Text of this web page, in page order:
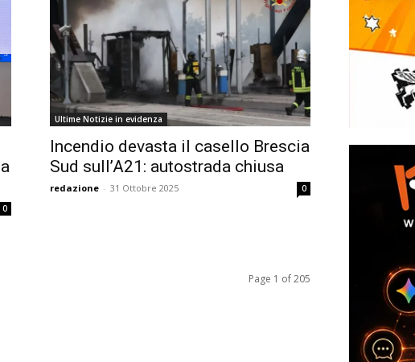
0
Ultime Notizie in evidenza
Incendio devasta il casello Brescia
Sud sull’A21: autostrada chiusa
redazione - 31 Ottobre 2025 0
Page 1 of 205